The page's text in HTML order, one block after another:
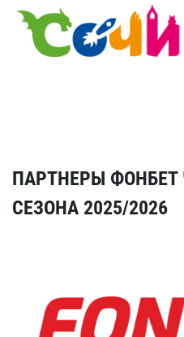
ПАРТНЕРЫ
СЕЗОНА 2025/2026